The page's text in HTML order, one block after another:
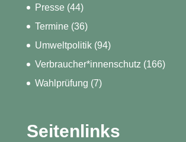
Presse(44)
Termine(36)
Umweltpolitik(94)
Verbraucher*innenschutz (166)
Wahlprüfung (7)
Seitenlinks